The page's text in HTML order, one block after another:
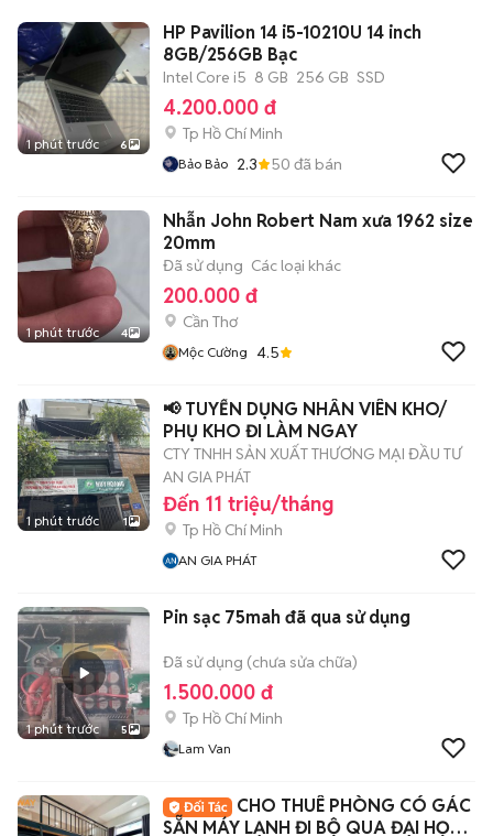
1 phút trước 6
HP Pavilion 14 i5-10210U 14 inch
8GB/256GB Bạc
Intel Core i5 8 GB 256 GB SSD
4.200.000 đ
Tp Hồ Chí Minh
Bảo Bảo 2.3 50 đã bán
1 phút trước 4
Nhẫn John Robert Nam xưa 1962 size
20mm
Đã sử dụng Các loại khác
200.000 đ
Cần Thơ
Mộc Cường 4.5
1 phút trước 1
📢 TUYỂN DỤNG NHÂN VIÊN KHO/
PHỤ KHO ĐI LÀM NGAY
CTY TNHH SẢN XUẤT THƯƠNG MẠI ĐẦU TƯ
AN GIA PHÁT
Đến 11 triệu/tháng
Tp Hồ Chí Minh
AN GIA PHÁT
1 phút trước 5
Pin sạc 75mah đã qua sử dụng
Đã sử dụng (chưa sửa chữa)
1.500.000 đ
Tp Hồ Chí Minh
Lam Van
CHO THUÊ PHÒNG CÓ GÁC
SẴN MÁY LẠNH ĐI BỘ QUA ĐẠI HỌC